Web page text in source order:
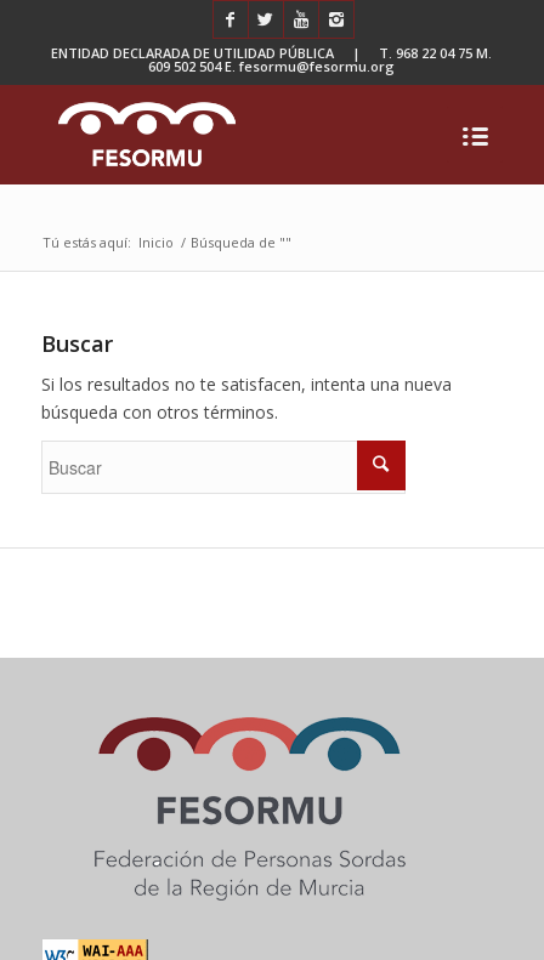
ENTIDAD DECLARADA DE UTILIDAD PÚBLICA | T. 968 22 04 75 M.
609 502 504 E. fesormu@fesormu.org
Tú estás aquí: Inicio / Búsqueda de ""
Buscar
Si los resultados no te satisfacen, intenta una nueva
búsqueda con otros términos.